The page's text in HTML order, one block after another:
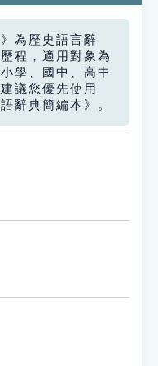
為歷史語言辭
程，適用對象為
學、國中、高中
議您優先使用
辭典簡編本》。